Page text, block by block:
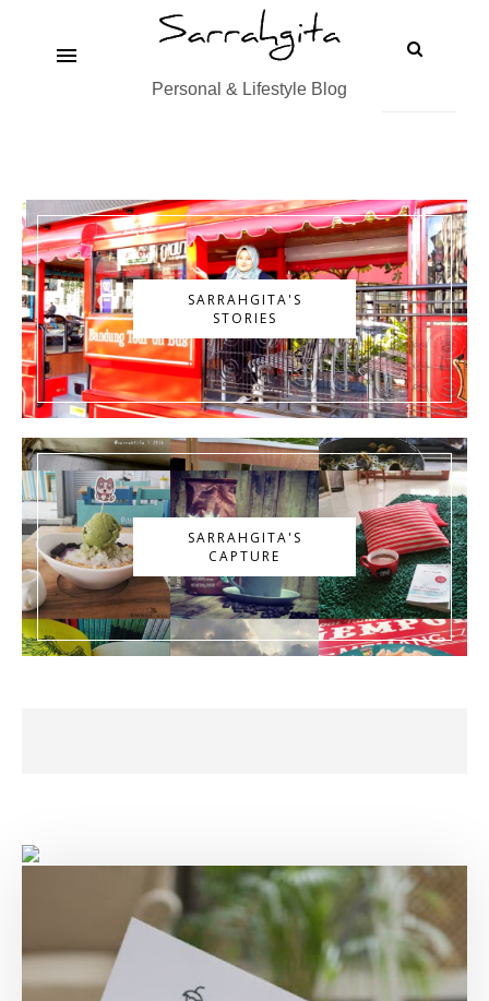
Personal & Lifestyle Blog
SARRAHGITA'S
STORIES
SARRAHGITA'S
CAPTURE